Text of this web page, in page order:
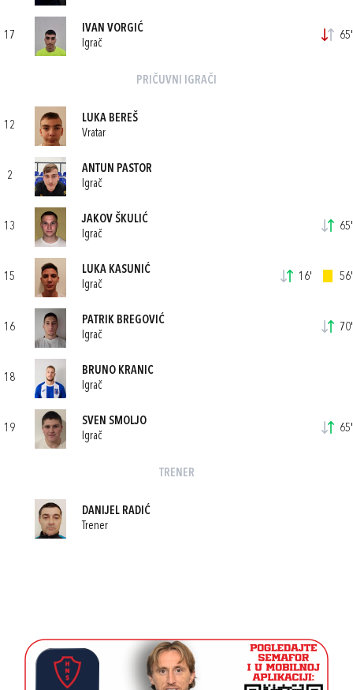
17
IVAN VORGIĆ
Igrač
65'
PRIČUVNI IGRAČI
12
LUKA BEREŠ
Vratar
2
ANTUN PASTOR
Igrač
13
JAKOV ŠKULIĆ
Igrač
65'
15
LUKA KASUNIĆ
Igrač
16' 56'
16
PATRIK BREGOVIĆ
Igrač
70'
18
BRUNO KRANIC
Igrač
19
SVEN SMOLJO
Igrač
65'
TRENER
DANIJEL RADIĆ
Trener